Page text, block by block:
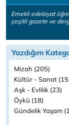
Emekli edebiyat
çeşitli gazete ve
Yazdığım
Mizah (205)
Kültür - Sanat
Aşk - Evlilik (23)
Öykü (18)
Gündelik Yaşam